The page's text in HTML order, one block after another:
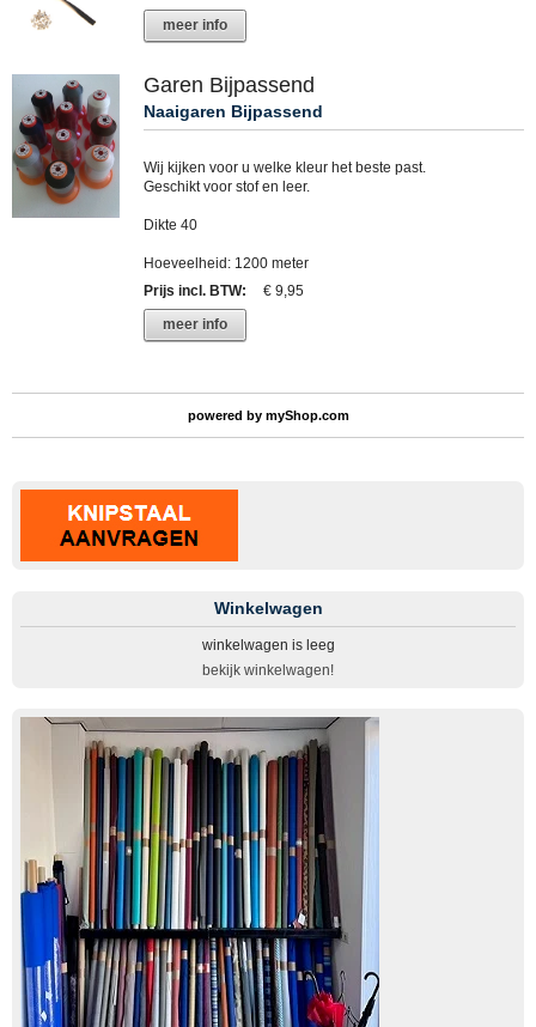
meer info
Garen Bijpassend
Naaigaren Bijpassend
Wij kijken voor u welke kleur het beste past.
Geschikt voor stof en leer.
Dikte 40
Hoeveelheid: 1200 meter
Prijs incl. BTW:
€ 9,95
meer info
powered by myShop.com
Winkelwagen
winkelwagen is leeg
bekijk winkelwagen!